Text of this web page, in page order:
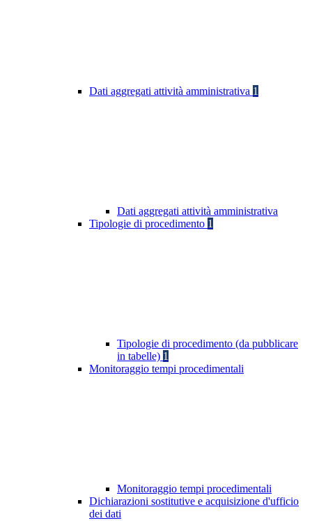
Dati aggregati attività amministrativa 1
Dati aggregati attività amministrativa
Tipologie di procedimento 1
Tipologie di procedimento (da pubblicare
in tabelle) 1
Monitoraggio tempi procedimentali
Monitoraggio tempi procedimentali
Dichiarazioni sostitutive e acquisizione d'ufficio
dei dati